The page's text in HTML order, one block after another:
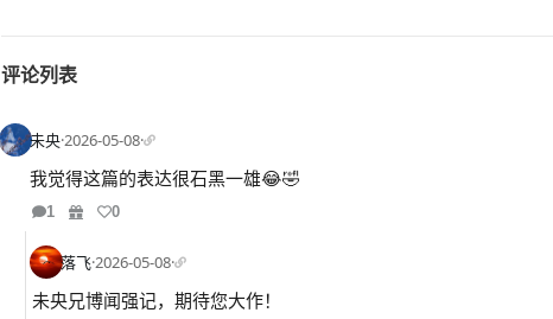
评论列表
未央·2026-05-08·
我觉得这篇的表达很石黑一雄😂🤣
1 0
落飞·2026-05-08·
未央兄博闻强记，期待您大作！